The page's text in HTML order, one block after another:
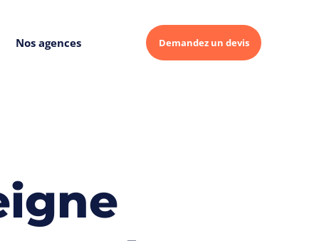
Nos agences Demandez un devis